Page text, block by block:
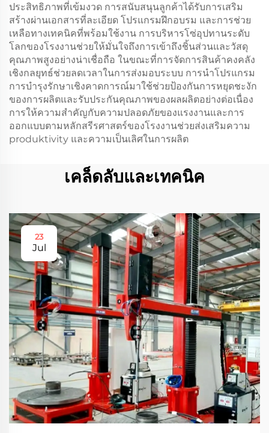
ประสิทธิภาพที่เข้มงวด การสนับสนุนลูกค้าได้รับการเสริม
สร้างผ่านเอกสารที่ละเอียด โปรแกรมฝึกอบรม และการช่วย
เหลือทางเทคนิคที่พร้อมใช้งาน การบริหารโซ่อุปทานระดับ
โลกของโรงงานช่วยให้มั่นใจถึงการเข้าถึงชิ้นส่วนและวัสดุ
คุณภาพสูงอย่างน่าเชื่อถือ ในขณะที่การจัดการสินค้าคงคลัง
เชิงกลยุทธ์ช่วยลดเวลาในการส่งมอบระบบ การนำโปรแกรม
การบำรุงรักษาเชิงคาดการณ์มาใช้ช่วยป้องกันการหยุดชะงัก
ของการผลิตและรับประกันคุณภาพของผลผลิตอย่างต่อเนื่อง
การให้ความสำคัญกับความปลอดภัยของแรงงานและการ
ออกแบบตามหลักสรีรศาสตร์ของโรงงานช่วยส่งเสริมความ
produktivity และความเป็นเลิศในการผลิต
เคล็ดลับและเทคนิค
23
Jul